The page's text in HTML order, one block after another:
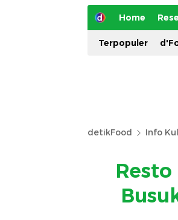
Home
Terpopuler
detikFood Info